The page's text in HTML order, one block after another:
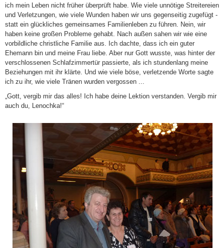
ich mein Leben nicht früher überprüft habe. Wie viele unnötige Streitereien
und Verletzungen, wie viele Wunden haben wir uns gegenseitig zugefügt -
statt ein glückliches gemeinsames Familienleben zu führen. Nein, wir
haben keine großen Probleme gehabt. Nach außen sahen wir wie eine
vorbildliche christliche Familie aus. Ich dachte, dass ich ein guter
Ehemann bin und meine Frau liebe. Aber nur Gott wusste, was hinter der
verschlossenen Schlafzimmertür passierte, als ich stundenlang meine
Beziehungen mit ihr klärte. Und wie viele böse, verletzende Worte sagte
ich zu ihr, wie viele Tränen wurden vergossen ...
„Gott, vergib mir das alles! Ich habe deine Lektion verstanden. Vergib mir
auch du, Lenochka!“